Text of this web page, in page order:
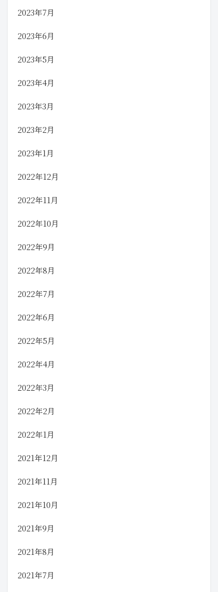
2023年7月
2023年6月
2023年5月
2023年4月
2023年3月
2023年2月
2023年1月
2022年12月
2022年11月
2022年10月
2022年9月
2022年8月
2022年7月
2022年6月
2022年5月
2022年4月
2022年3月
2022年2月
2022年1月
2021年12月
2021年11月
2021年10月
2021年9月
2021年8月
2021年7月